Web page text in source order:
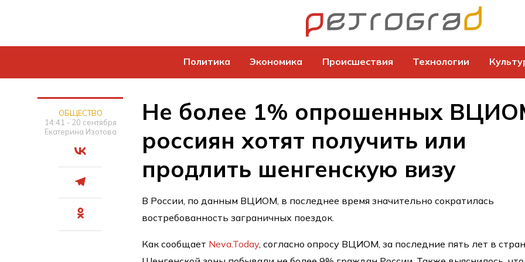
Политика Экономика Происшествия Технологии
ОБЩЕСТВО
14:41 - 20 сентября
Екатерина Изотова
Не более 1% опрошенных
россиян хотят получить или
продлить шенгенскую визу
В России, по данным ВЦИОМ, в последнее время значительно сократилась
востребованность заграничных поездок.
Как сообщает Neva.Today , согласно опросу ВЦИОМ, за последние пять лет в